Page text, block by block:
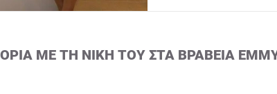
ΜΕ ΤΗ ΝΊΚΗ ΤΟΥ ΣΤΑ ΒΡΑΒΕΊΑ